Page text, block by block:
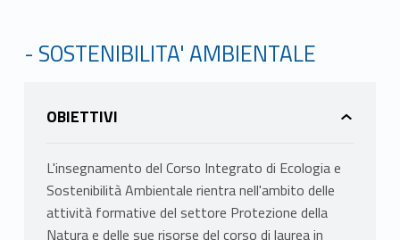
- SOSTENIBILITA' AMBIENTALE
OBIETTIVI
L'insegnamento del Corso Integrato di Ecologia e
Sostenibilità Ambientale rientra nell'ambito delle
attività formative del settore Protezione della
Natura e delle sue risorse del corso di laurea in